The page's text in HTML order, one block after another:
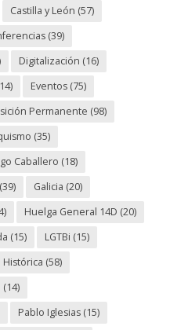
Castilla y León (57)
(39)
Digitalización (16)
Eventos(75)
Permanente (98)
(35)
Caballero (18)
Galicia (20)
Huelga General 14D (20)
(15) LGTBi (15)
(58)
(14)
Pablo Iglesias(15)